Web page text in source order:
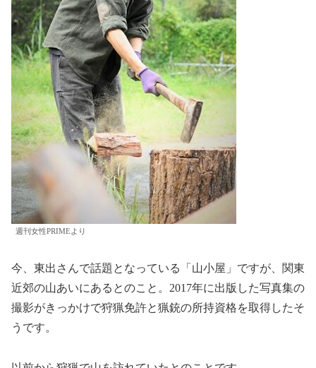
週刊女性PRIMEより
今、東出さんで話題となっている「山小屋」ですが、関東
近郊の山あいにあるとのこと。2017年に出版した写真集の
撮影がきっかけで狩猟免許と猟銃の所持資格を取得したそ
うです。